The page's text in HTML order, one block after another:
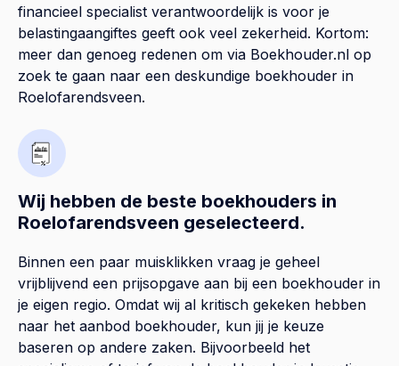
financieel specialist verantwoordelijk is voor je
belastingaangiftes geeft ook veel zekerheid. Kortom:
meer dan genoeg redenen om via Boekhouder.nl op
zoek te gaan naar een deskundige boekhouder in
Roelofarendsveen.
Wij hebben de beste boekhouders in
Roelofarendsveen geselecteerd.
Binnen een paar muisklikken vraag je geheel
vrijblijvend een prijsopgave aan bij een boekhouder in
je eigen regio. Omdat wij al kritisch gekeken hebben
naar het aanbod boekhouder, kun jij je keuze
baseren op andere zaken. Bijvoorbeeld het